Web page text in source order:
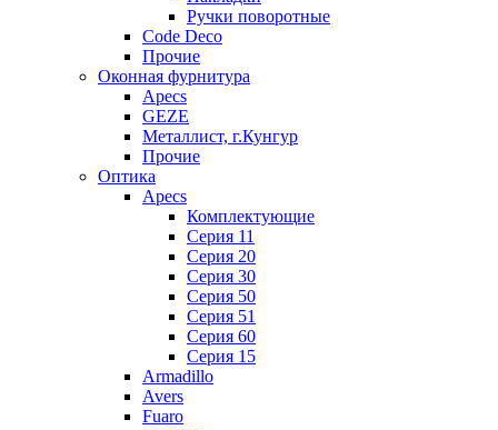
Ручки поворотные
Code Deco
Прочие
Оконная фурнитура
Apecs
GEZE
Металлист, г.Кунгур
Прочие
Оптика
Apecs
Комплектующие
Серия 11
Серия 20
Серия 30
Серия 50
Серия 51
Серия 60
Серия 15
Armadillo
Avers
Fuaro